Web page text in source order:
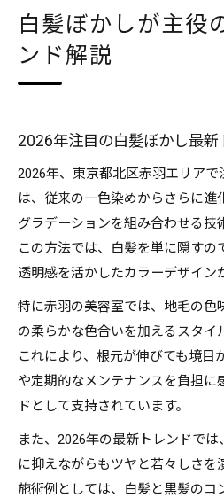
白髪ぼかしが主役
ンド解説
2026年注目の白髪ぼかし最新
2026年、東京都北区赤羽エリア
は、従来の一色染めからさらに進
グラデーションを組み合わせる技
この方法では、白髪を単に隠すの
透明感を活かしたカラーデザイン
特に赤羽の美容室では、地毛の色
の柔らかな色合いを加えるスタイ
これにより、根元が伸びても境目
や定期的なメンテナンスを負担に
ドとして支持されています。
また、2026年の最新トレンドで
に抑えながらもツヤと若々しさを
施術例としては、白髪と黒髪のコ